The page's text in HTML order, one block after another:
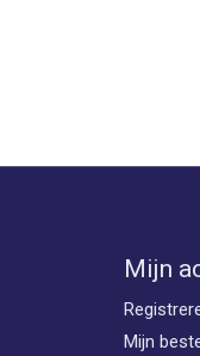
Mijn
Mijn